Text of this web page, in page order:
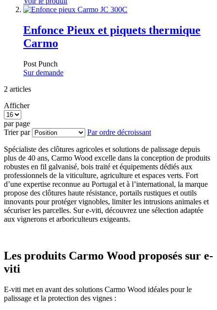
Enfonce Pieux et piquets thermique
Carmo
Post Punch
Sur demande
2 articles
Afficher
par page
Trier par
Par ordre décroissant
Spécialiste des clôtures agricoles et solutions de palissage depuis
plus de 40 ans, Carmo Wood excelle dans la conception de produits
robustes en fil galvanisé, bois traité et équipements dédiés aux
professionnels de la viticulture, agriculture et espaces verts. Fort
d’une expertise reconnue au Portugal et à l’international, la marque
propose des clôtures haute résistance, portails rustiques et outils
innovants pour protéger vignobles, limiter les intrusions animales et
sécuriser les parcelles. Sur e-viti, découvrez une sélection adaptée
aux vignerons et arboriculteurs exigeants.
Les produits Carmo Wood proposés sur e-
viti
E-viti met en avant des solutions Carmo Wood idéales pour le
palissage et la protection des vignes :